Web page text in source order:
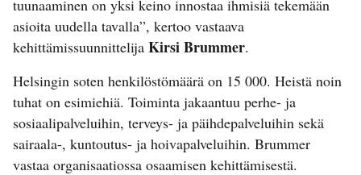
tuunaaminen on yksi keino innostaa ihmisiä tekemään
asioita uudella tavalla”, kertoo vastaava
kehittämissuunnittelija Kirsi Brummer.
Helsingin soten henkilöstömäärä on 15 000. Heistä noin
tuhat on esimiehiä. Toiminta jakaantuu perhe- ja
sosiaalipalveluihin, terveys- ja päihdepalveluihin sekä
sairaala-, kuntoutus- ja hoivapalveluihin. Brummer
vastaa organisaatiossa osaamisen kehittämisestä.